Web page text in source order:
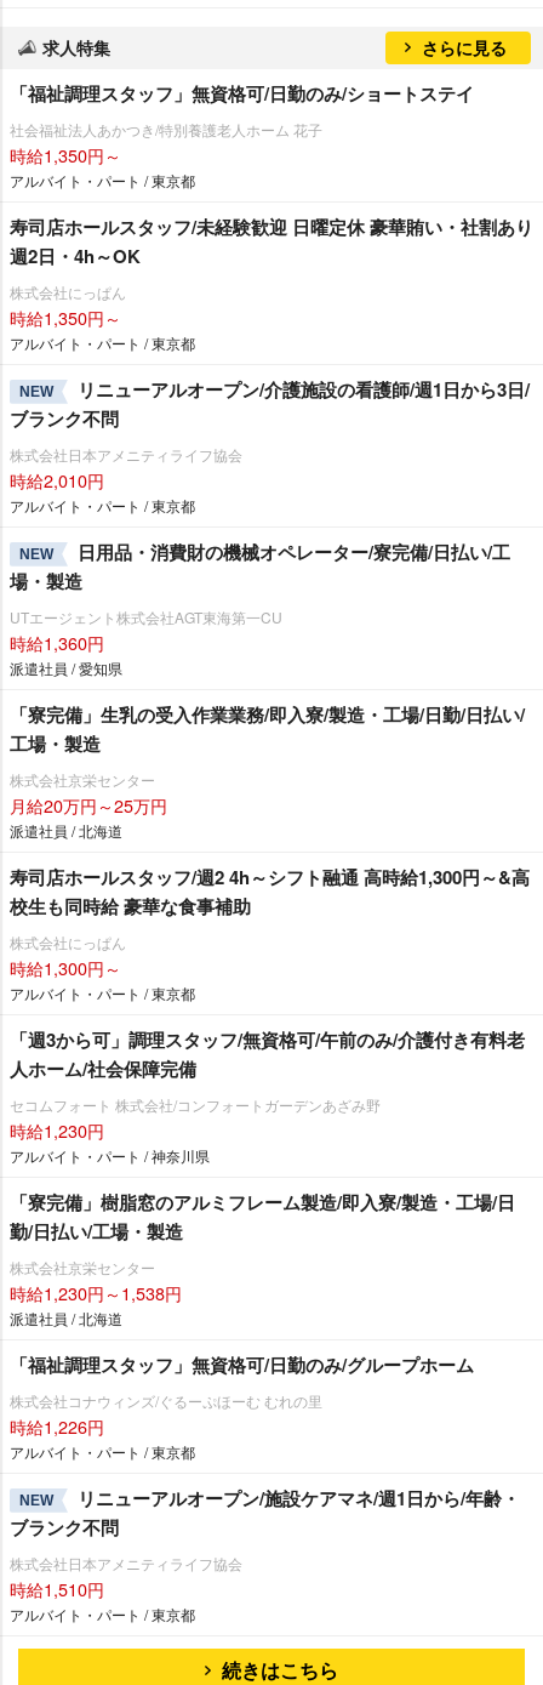
求人特集 さらに見る
「福祉調理スタッフ」無資格可/日勤のみ/ショートステイ
社会福祉法人あかつき/特別養護老人ホーム 花子
時給1,350円～
アルバイト・パート / 東京都
寿司店ホールスタッフ/未経験歓迎 日曜定休 豪華賄い・社割あり
週2日・4h～OK
株式会社にっぱん
時給1,350円～
アルバイト・パート / 東京都
NEW
リニューアルオープン/介護施設の看護師/週1日から3日/
ブランク不問
株式会社日本アメニティライフ協会
時給2,010円
アルバイト・パート / 東京都
NEW
日用品・消費財の機械オペレーター/寮完備/日払い/工
場・製造
UTエージェント株式会社AGT東海第一CU
時給1,360円
派遣社員 / 愛知県
「寮完備」生乳の受入作業業務/即入寮/製造・工場/日勤/日払い/
工場・製造
株式会社京栄センター
月給20万円～25万円
派遣社員 / 北海道
寿司店ホールスタッフ/週2 4h～シフト融通 高時給1,300円～&高
校生も同時給 豪華な食事補助
株式会社にっぱん
時給1,300円～
アルバイト・パート / 東京都
「週3から可」調理スタッフ/無資格可/午前のみ/介護付き有料老
人ホーム/社会保障完備
セコムフォート 株式会社/コンフォートガーデンあざみ野
時給1,230円
アルバイト・パート / 神奈川県
「寮完備」樹脂窓のアルミフレーム製造/即入寮/製造・工場/日
勤/日払い/工場・製造
株式会社京栄センター
時給1,230円～1,538円
派遣社員 / 北海道
「福祉調理スタッフ」無資格可/日勤のみ/グループホーム
株式会社コナウィンズ/ぐるーぷほーむ むれの里
時給1,226円
アルバイト・パート / 東京都
NEW
リニューアルオープン/施設ケアマネ/週1日から/年齢・
ブランク不問
株式会社日本アメニティライフ協会
時給1,510円
アルバイト・パート / 東京都
続きはこちら